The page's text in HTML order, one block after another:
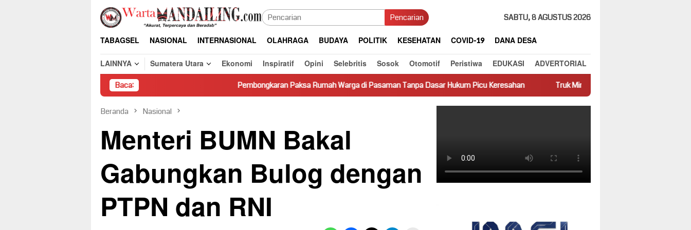
Loncat
konten
Pencarian SABTU, 8 AGUSTUS 2026
TABAGSEL NASIONAL INTERNASIONAL OLAHRAGA BUDAYA POLITIK KESEHATAN COVID-19
DANA DESA
LAINNYA
Sumatera Utara Ekonomi Inspiratif Opini Selebritis Sosok Otomotif Peristiwa EDUKASI ADVERTORIAL
Baca: Pembongkaran Paksa Rumah Warga di Pasaman Tanpa Dasar Hukum Picu Keresahan Truk Miring Hambat Arus Lalu Lintas di Jalan Panti–Simpang
Beranda Nasional
Menteri BUMN Bakal
Gabungkan Bulog dengan
PTPN dan RNI